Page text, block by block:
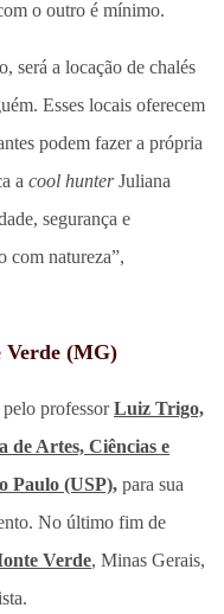
o outro é mínimo.
será a locação de chalés
Esses locais oferecem
podem fazer a própria
a cool hunterJuliana
segurança e
com natureza”,
Verde (MG)
professorLuiz Trigo,
de Artes, Ciências e
Paulo (USP), para sua
No último fim de
Verde, Minas Gerais,